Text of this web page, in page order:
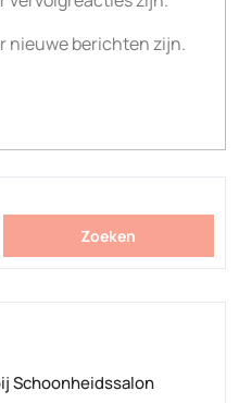
nieuwe berichten zijn.
Zoeken
Schoonheidssalon